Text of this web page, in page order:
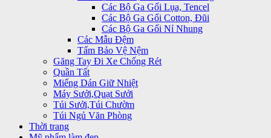
Các Bộ Ga Gối Lụa, Tencel
Các Bộ Ga Gối Cotton, Đũi
Các Bộ Ga Gối Nỉ Nhung
Các Mẫu Đệm
Tấm Bảo Vệ Nệm
Găng Tay Đi Xe Chống Rét
Quần Tất
Miếng Dán Giữ Nhiệt
Máy Sưởi,Quạt Sưởi
Túi Sưởi,Túi Chườm
Túi Ngủ Văn Phòng
Thời trang